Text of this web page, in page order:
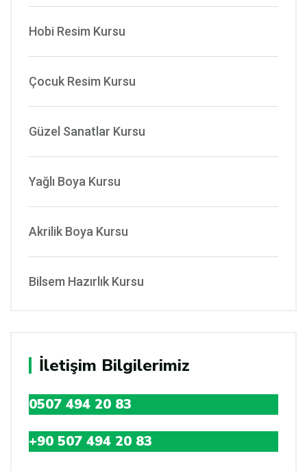
Hobi Resim Kursu
Çocuk Resim Kursu
Güzel Sanatlar Kursu
Yağlı Boya Kursu
Akrilik Boya Kursu
Bilsem Hazırlık Kursu
İletişim Bilgilerimiz
0507 494 20 83
+90 507 494 20 83